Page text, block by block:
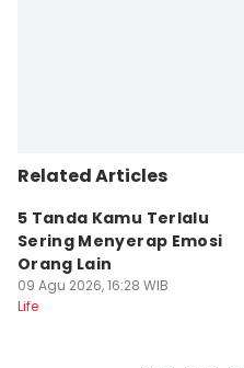
Related Articles
5 Tanda Kamu Terlalu
Sering Menyerap Emosi
Orang Lain
09 Agu 2026, 16:28 WIB
Life